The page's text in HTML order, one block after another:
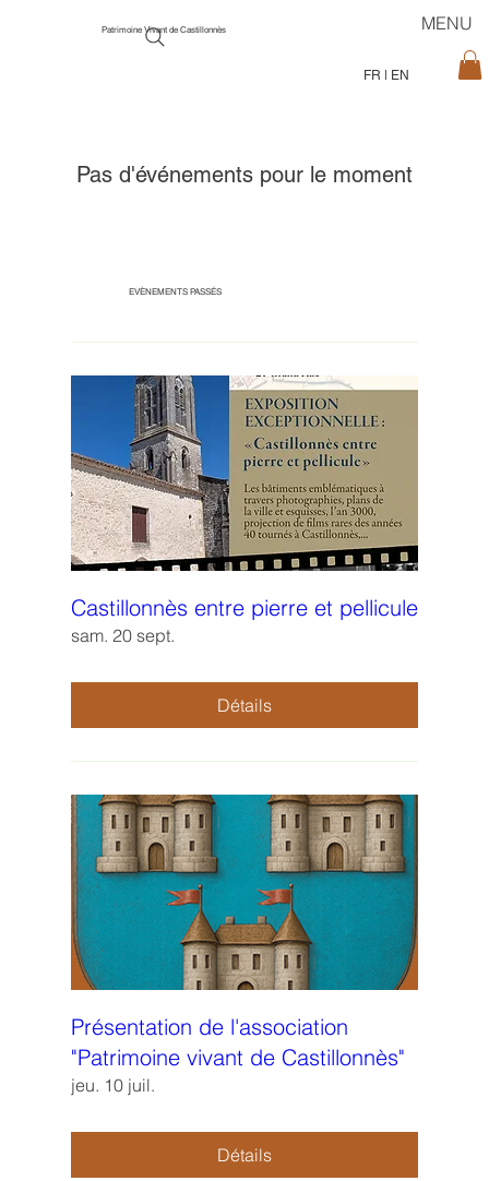
Patrimoine Vivant de Castillonnès
FR EN
MENU
EVÈNEMENTS PASSÉS
Castillonnès entre pierre et pellicule
sam. 20 sept.
Détails
Présentation de l'association
"Patrimoine vivant de Castillonnès"
jeu. 10 juil.
Détails
Pas d'événements pour le moment